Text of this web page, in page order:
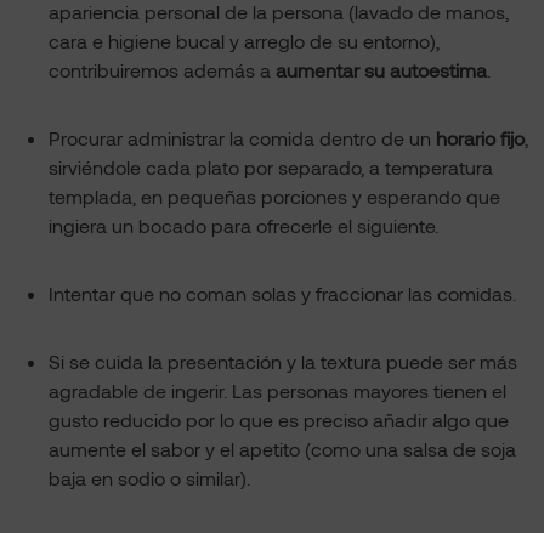
apariencia personal de la persona (lavado de manos,
cara e higiene bucal y arreglo de su entorno),
contribuiremos además a aumentar su autoestima
Procurar administrar la comida dentro de un horario fijo
sirviéndole cada plato por separado, a temperatura
templada, en pequeñas porciones y esperando que
ingiera un bocado para ofrecerle el siguiente.
Intentar que no coman solas y fraccionar las comidas.
Si se cuida la presentación y la textura puede ser más
agradable de ingerir. Las personas mayores tienen el
gusto reducido por lo que es preciso añadir algo que
aumente el sabor y el apetito (como una salsa de soja
baja en sodio o similar).